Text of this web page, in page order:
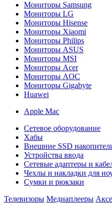
Мониторы Samsung
Мониторы LG
Мониторы Hisense
Мониторы Xiaomi
Мониторы Philips
Мониторы ASUS
Мониторы MSI
Мониторы Acer
Мониторы AOC
Мониторы Gigabyte
Huawei
Apple Mac
Сетевое оборудование
Хабы
Внешние SSD
Устройства ввода
Сетевые адаптеры и
Чехлы и накладки для
Сумки и рюкзаки
Телевизоры Медиаплееры